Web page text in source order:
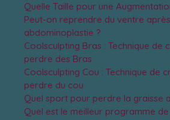
Quelle Taille pour une
Peut-on reprendre du ventre
abdominoplastie ?
Coolsculpting Bras : Technique de
perdre des Bras
Coolsculpting Cou : Technique de
perdre du cou
Quel sport pour perdre la graisse
Quel est le meilleur programme